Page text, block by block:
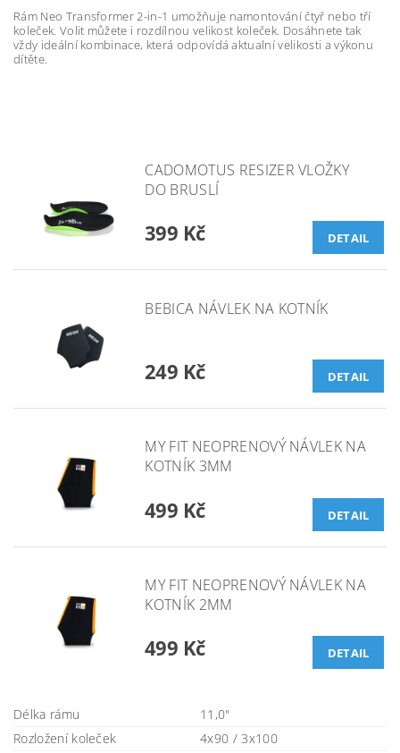
Rám Neo Transformer 2-in-1 umožňuje namontování čtyř nebo tří
koleček. Volit můžete i rozdílnou velikost koleček. Dosáhnete tak
vždy ideální kombinace, která odpovídá aktualní velikosti a výkonu
dítěte.
CADOMOTUS RESIZER VLOŽKY
DO BRUSLÍ
399 Kč DETAIL
BEBICA NÁVLEK NA KOTNÍK
249 Kč DETAIL
MY FIT NEOPRENOVÝ NÁVLEK NA
KOTNÍK 3MM
499 Kč DETAIL
MY FIT NEOPRENOVÝ NÁVLEK NA
KOTNÍK 2MM
499 Kč DETAIL
Délka rámu
11,0"
Rozložení koleček
4x90 / 3x100